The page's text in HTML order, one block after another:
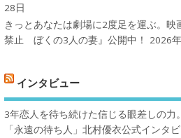
28日
きっとあなたは劇場に2度足を運ぶ。映
禁止 ぼくの3人の妻』公開中！
2026
インタビュー
3年恋人を待ち続けた信じる眼差しの力
「永遠の待ち人」北村優衣公式インタ